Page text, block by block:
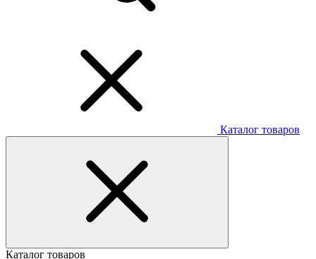
Каталог товаров
Каталог товаров